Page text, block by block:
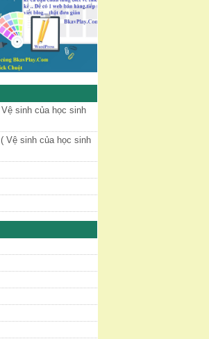
sinh của học sinh
Vệ sinh của học sinh